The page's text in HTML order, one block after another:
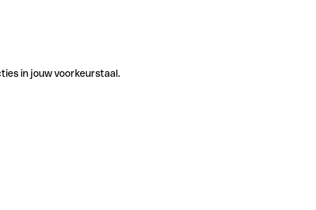
in jouw voorkeurstaal.